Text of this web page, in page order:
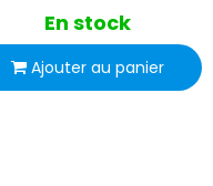
En stock
Ajouter au panier